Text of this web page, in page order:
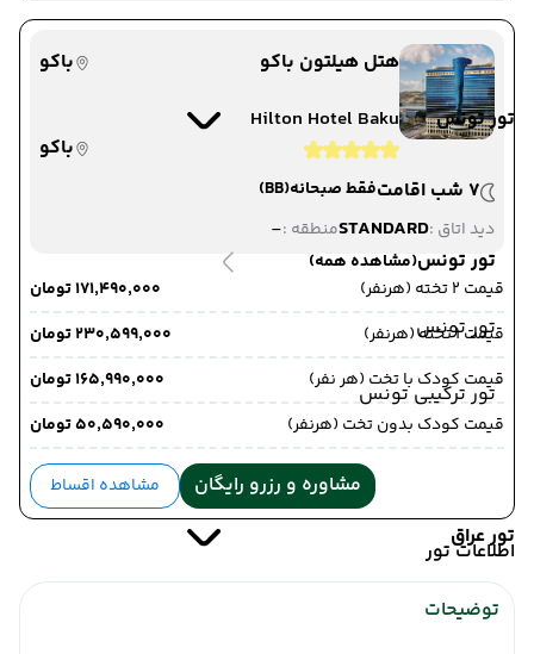
تور تونس
تور تونس(مشاهده همه)
تور تونس
تور ترکیبی تونس
تور عراق
هتل هیلتون باکو
باکو
Hilton Hotel Baku
باکو
7 شب اقامت
فقط صبحانه(BB)
دید اتاق :STANDARDمنطقه :-
قیمت 2 تخته (هرنفر)
۱۷۱٬۴۹۰٬۰۰۰ تومان
قیمت 1 تخته (هرنفر)
۲۳۰٬۵۹۹٬۰۰۰ تومان
قیمت کودک با تخت (هر نفر)
۱۶۵٬۹۹۰٬۰۰۰ تومان
قیمت کودک بدون تخت (هرنفر)
۵۰٬۵۹۰٬۰۰۰ تومان
مشاوره و رزرو رایگان مشاهده اقساط
اطلاعات تور
توضیحات